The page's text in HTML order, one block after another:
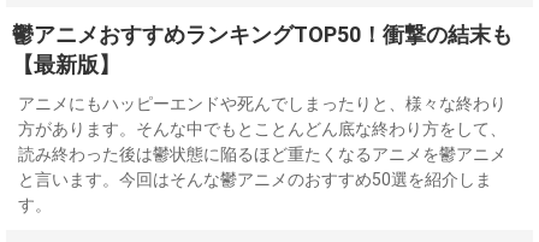
鬱アニメおすすめランキングTOP50！衝撃の結末も
【最新版】
アニメにもハッピーエンドや死んでしまったりと、様々な終わり
方があります。そんな中でもとことんどん底な終わり方をして、
読み終わった後は鬱状態に陥るほど重たくなるアニメを鬱アニメ
と言います。今回はそんな鬱アニメのおすすめ50選を紹介しま
す。